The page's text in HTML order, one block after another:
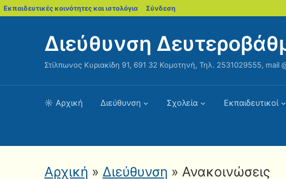
Εκπαιδευτικές κοινότητες και ιστολόγια blogs.sch.gr
Σύνδεση
Διεύθυνση
Στίλπωνος Κυριακίδη 91, 691 32 Κομοτηνή, Τηλ. 2531029555, mail
☼ Αρχική Διεύθυνση Σχολεία Εκπαιδευτικοί
Αρχική » Διεύθυνση » Ανακοινώσεις